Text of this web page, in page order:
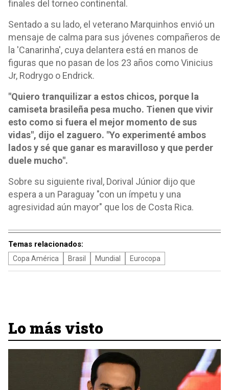
finales del torneo continental.
Sentado a su lado, el veterano Marquinhos envió un
mensaje de calma para sus jóvenes compañeros de
la 'Canarinha', cuya delantera está en manos de
figuras que no pasan de los 23 años como Vinicius
Jr, Rodrygo o Endrick.
"Quiero tranquilizar a estos chicos, porque la
camiseta brasileña pesa mucho. Tienen que vivir
esto como si fuera el mejor momento de sus
vidas", dijo el zaguero. "Yo experimenté ambos
lados y sé que ganar es maravilloso y que perder
duele mucho".
Sobre su siguiente rival, Dorival Júnior dijo que
espera a un Paraguay "con un ímpetu y una
agresividad aún mayor" que los de Costa Rica.
Temas relacionados:
Copa América Brasil Mundial Eurocopa
Lo más visto